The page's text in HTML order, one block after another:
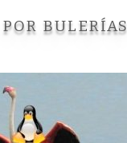
BULERÍAS